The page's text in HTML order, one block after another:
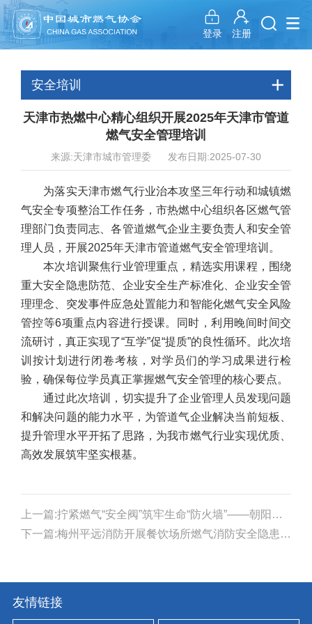
登录 注册
安全培训
天津市热燃中心精心组织开展2025年天津市管道
燃气安全管理培训
来源:天津市城市管理委 发布日期:2025-07-30
为落实天津市燃气行业治本攻坚三年行动和城镇燃
气安全专项整治工作任务，市热燃中心组织各区燃气管
理部门负责同志、各管道燃气企业主要负责人和安全管
理人员，开展2025年天津市管道燃气安全管理培训。
本次培训聚焦行业管理重点，精选实用课程，围绕
重大安全隐患防范、企业安全生产标准化、企业安全管
理理念、突发事件应急处置能力和智能化燃气安全风险
管控等6项重点内容进行授课。同时，利用晚间时间交
流研讨，真正实现了“互学”促“提质”的良性循环。此次培
训按计划进行闭卷考核，对学员们的学习成果进行检
验，确保每位学员真正掌握燃气安全管理的核心要点。
通过此次培训，切实提升了企业管理人员发现问题
和解决问题的能力水平，为管道气企业解决当前短板、
提升管理水平开拓了思路，为我市燃气行业实现优质、
高效发展筑牢坚实根基。
上一篇:拧紧燃气“安全阀”筑牢生命“防火墙”——朝阳区社区服务中心组织开展燃气安全专题培训
下一篇:梅州平远消防开展餐饮场所燃气消防安全隐患排查专项培训
友情链接